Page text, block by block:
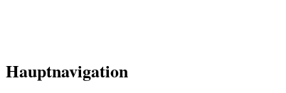
Hauptnavigation